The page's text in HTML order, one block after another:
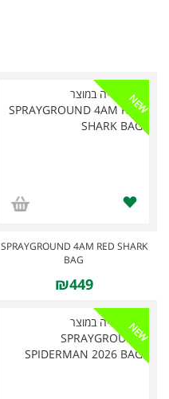
NEW
SPRAYGROUND 4AM RED SHARK
BAG
₪449
NEW